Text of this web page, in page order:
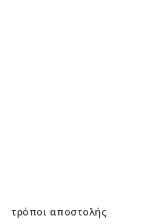
τρόποι αποστολής